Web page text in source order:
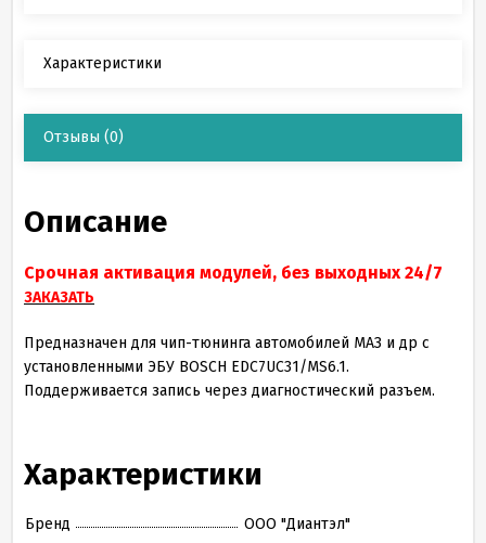
Характеристики
Отзывы (0)
Описание
Срочная активация модулей, без выходных 24/7
ЗАКАЗАТЬ
Предназначен для чип-тюнинга автомобилей МАЗ и др с
установленными ЭБУ BOSCH EDC7UC31/MS6.1.
Поддерживается запись через диагностический разъем.
Характеристики
Бренд ООО "Диантэл"